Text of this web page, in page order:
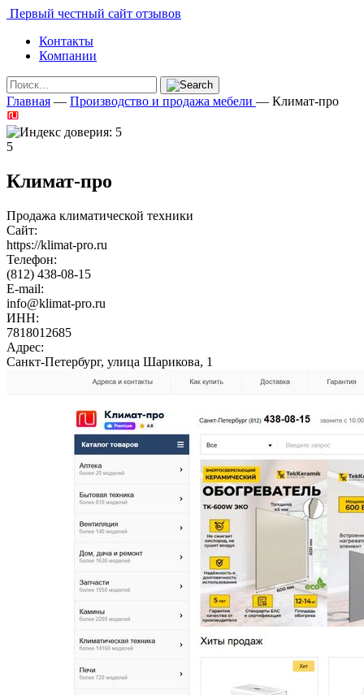
Первый честный сайт отзывов
Контакты
Компании
Главная — Производство и продажа мебели — Климат-про
5
Климат-про
Продажа климатической техники
Сайт:
https://klimat-pro.ru
Телефон:
(812) 438-08-15
E-mail:
info@klimat-pro.ru
ИНН:
7818012685
Адрес:
Санкт-Петербург, улица Шарикова, 1